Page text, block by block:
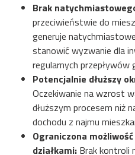
Brak
przeciwieństwie do
generuje
stanowić wyzwanie dla
regularnych przepływów
Potencjalnie dłuższy
Oczekiwanie na wzrost
dłuższym procesem niż
dochodu z najmu
Ograniczona
działkami: Brak kontroli